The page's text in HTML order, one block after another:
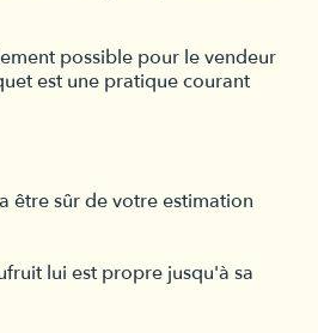
possible pour le vendeur
est une pratique courant
être sûr de votre estimation
lui est propre jusqu'à sa